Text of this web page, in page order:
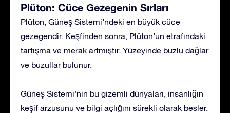
Plüton: Cüce Gezegenin Sırları
Plüton, Güneş Sistemi’ndeki en büyük cüce
gezegendir. Keşfinden sonra, Plüton’un etrafındaki
tartışma ve merak artmıştır. Yüzeyinde buzlu dağlar
ve buzullar bulunur.
Güneş Sistemi’nin bu gizemli dünyaları, insanlığın
keşif arzusunu ve bilgi açlığını sürekli olarak besler.